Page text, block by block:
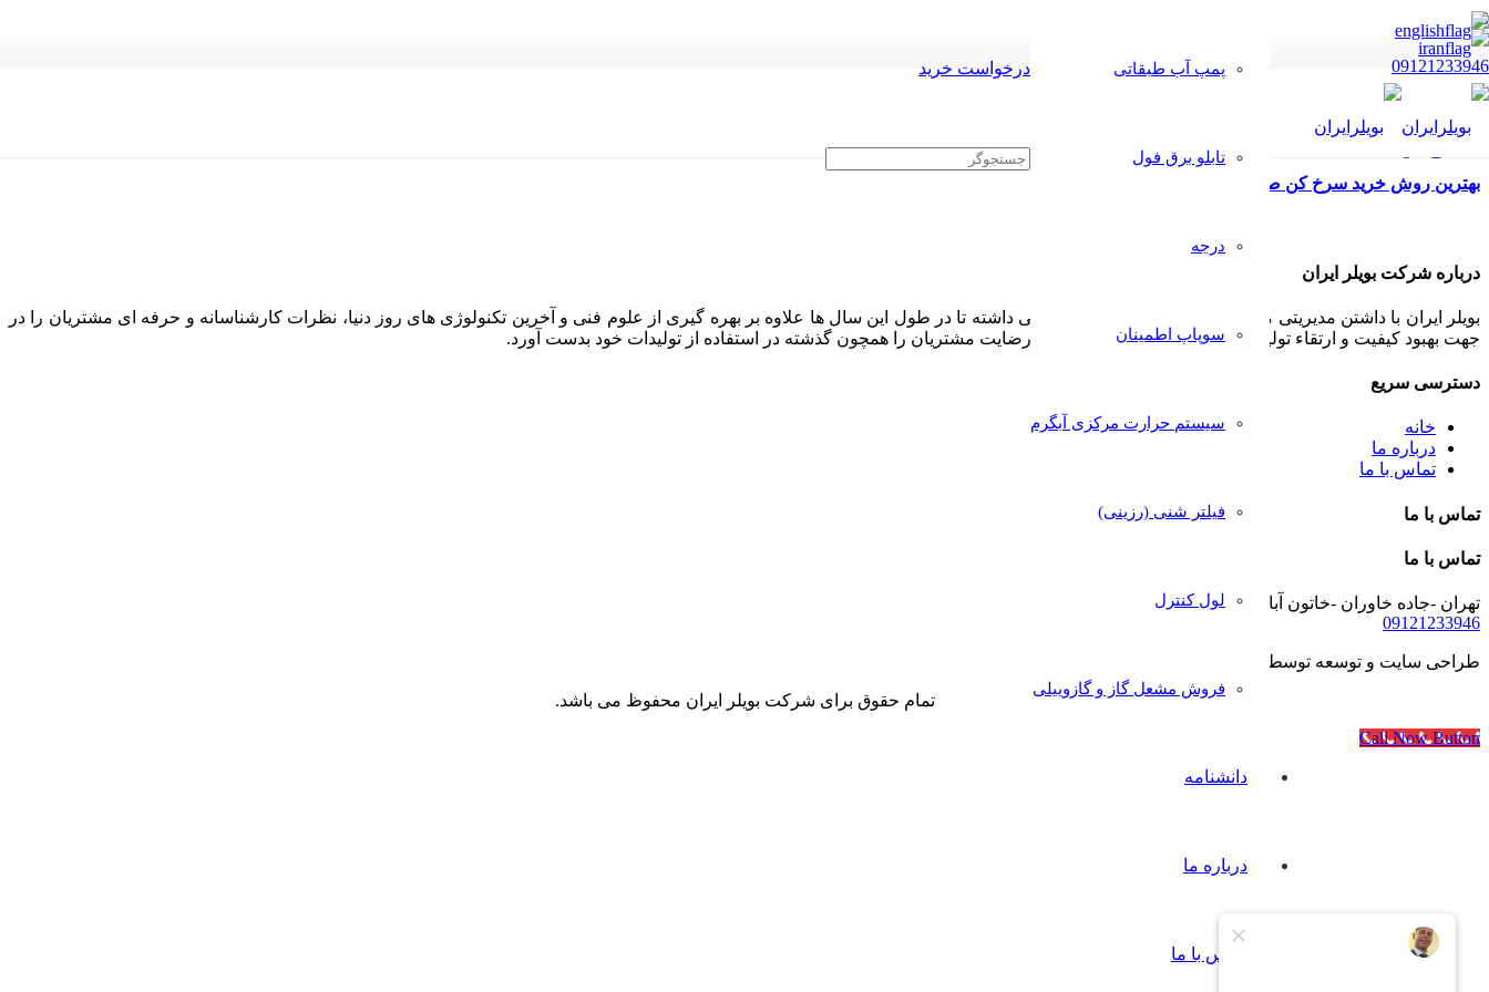
09121233946 پمپ آب طبقاتی
تابلو برق فول
درجه
سوپاپ اطمینان
سیستم حرارت مرکزی آبگرم
فیلتر شنی (رزینی)
لول کنترل
فروش مشعل گاز و گازوییلی
دانشنامه
درباره ما
تماس با ما
درخواست خرید
بهترین روش خرید سرخ کن صنعتی
درباره شرکت بویلر ایران
بویلر ایران با داشتن مدیریتی مجرب و مشتری مدار همواره سعی داشته تا در طول این سال ها علاوه بر بهره گیری از علوم فنی و آخرین تکنولوژی های روز دنیا، نظرات کارشناسانه و حرفه ای مشتریان را در
جهت بهبود کیفیت و ارتقاء تولیدات خود پذیرا بوده و بکار گیرد تا رضایت مشتریان را همچون گذشته در استفاده از تولیدات خود بدست آورد.
دسترسی سریع
خانه
درباره ما
تماس با ما
تماس با ما
تماس با ما
تهران -جاده خاوران -خاتون آباد- خیابان رجایی- پلاک۴۰
09121233946
طراحی سایت و توسعه توسط
تمام حقوق برای شرکت بویلر ایران محفوظ می باشد.
Call Now Button